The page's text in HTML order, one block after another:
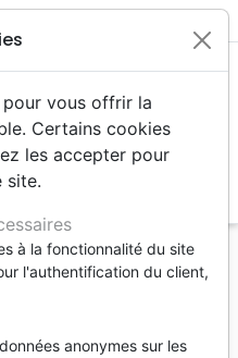
d'ordre 2023 - Ps
vous offrir la
Certains cookies
les accepter pour
site.
à la fonctionnalité du site
l'authentification du client,
anonymes sur les